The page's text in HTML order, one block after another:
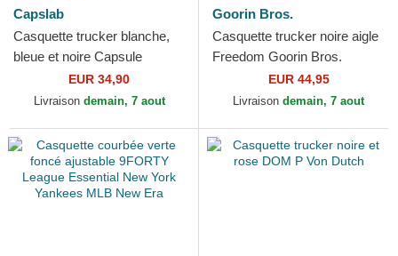
Capslab
Casquette trucker blanche,
bleue et noire Capsule
Corporation COR Dragon
Ball Capslab
EUR 34,90
Livraison demain, 7 aout
Goorin Bros.
Casquette trucker noire aigle
Freedom Goorin Bros.
EUR 44,95
Livraison demain, 7 aout